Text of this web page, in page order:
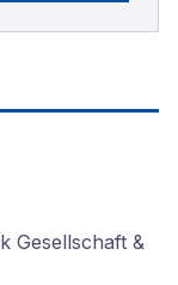
Gesellschaft &